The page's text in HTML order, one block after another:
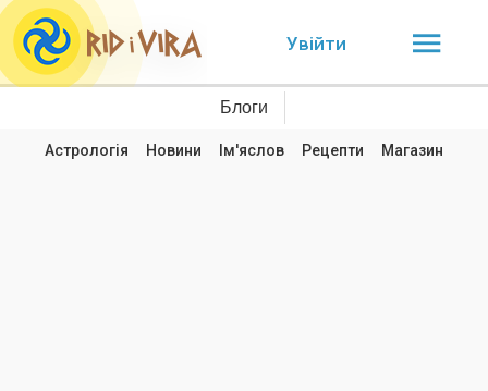
Увійти
Блоги
Астрологія Новини Ім'яслов Рецепти Магазин